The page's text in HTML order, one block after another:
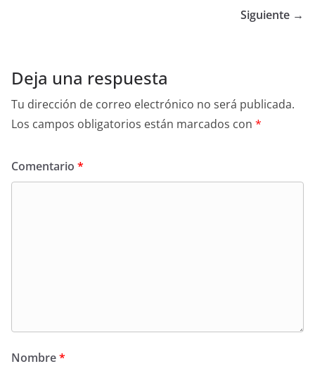
Siguiente →
Deja una respuesta
Tu dirección de correo electrónico no será publicada.
Los campos obligatorios están marcados con *
Comentario *
Nombre*